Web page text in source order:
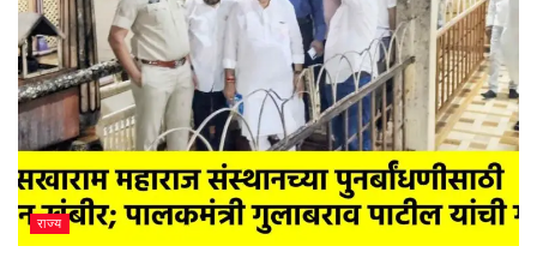
राज्य